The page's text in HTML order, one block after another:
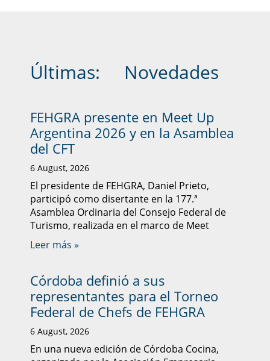
Últimas: Novedades
FEHGRA presente en Meet Up
Argentina 2026 y en la Asamblea
del CFT
6 August, 2026
El presidente de FEHGRA, Daniel Prieto,
participó como disertante en la 177.ª
Asamblea Ordinaria del Consejo Federal de
Turismo, realizada en el marco de Meet
Leer más »
Córdoba definió a sus
representantes para el Torneo
Federal de Chefs de FEHGRA
6 August, 2026
En una nueva edición de Córdoba Cocina,